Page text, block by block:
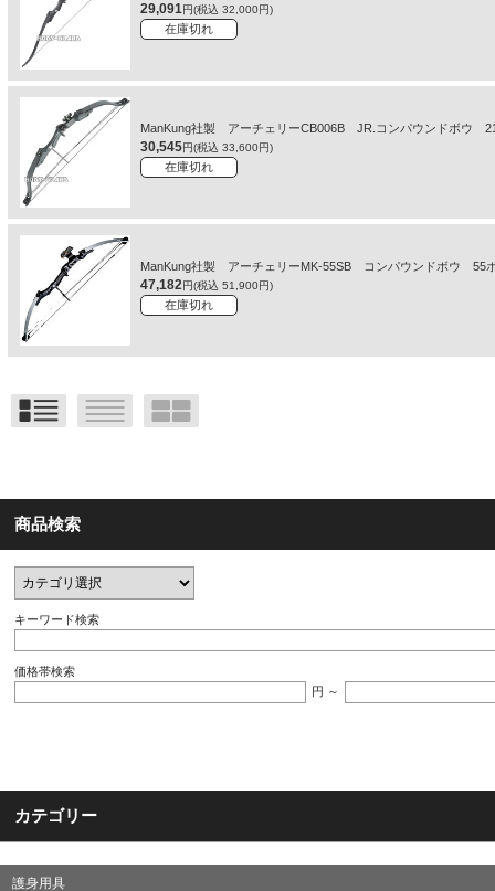
29,091円(税込 32,000円)
在庫切れ
ManKung社製 アーチェリーCB006B JR.コンパウンドボウ
30,545円(税込 33,600円)
在庫切れ
ManKung社製 アーチェリーMK-55SB コンパウンドボウ 55
47,182円(税込 51,900円)
在庫切れ
商品検索
キーワード検索
価格帯検索
円 ～
カテゴリー
護身用具